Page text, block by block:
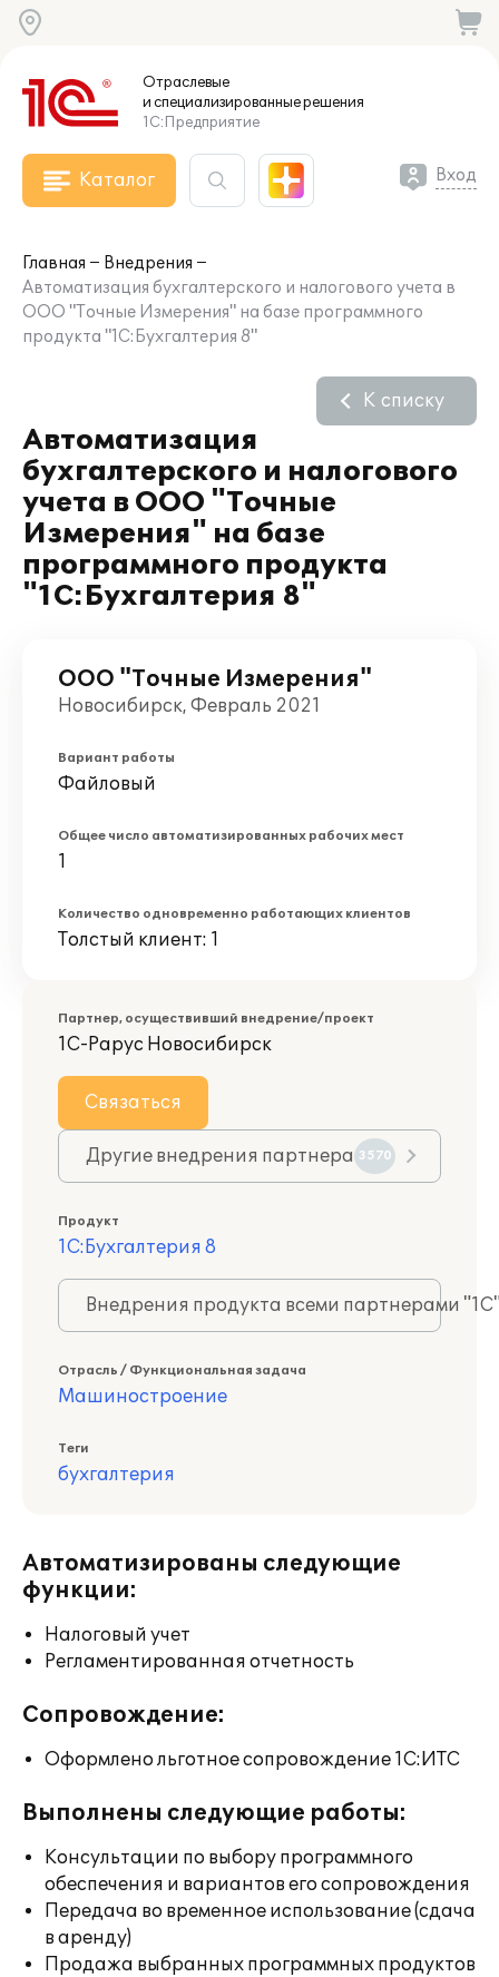
Отраслевые
и специализированныерешения
1С:Предприятие
Каталог Вход
Главная
Внедрения
Автоматизация бухгалтерского и налогового учета в
ООО "Точные Измерения" на базе программного
продукта "1С:Бухгалтерия 8"
Автоматизация
бухгалтерского и налогового
учета в ООО "Точные
Измерения" на базе
программного продукта
"1С:Бухгалтерия 8"
К списку
ООО "Точные Измерения"
Новосибирск, Февраль 2021
Вариант работы
Файловый
Общее число автоматизированных рабочих мест
1
Количество одновременно работающих клиентов
Толстый клиент: 1
Партнер, осуществивший внедрение/проект
1С-Рарус Новосибирск
Связаться
Другие внедрения партнера 3570
Продукт
1С:Бухгалтерия 8
Внедрения продукта всеми партнерами
Отрасль / Функциональная задача
Машиностроение
Теги
бухгалтерия
Автоматизированы следующие
функции:
Налоговый учет
Регламентированная отчетность
Сопровождение:
Оформлено льготное сопровождение 1С:ИТС
Выполнены следующие работы:
Консультации по выбору программного
обеспечения и вариантов его сопровождения
Передача во временное использование (сдача
в аренду)
Продажа выбранных программных продуктов